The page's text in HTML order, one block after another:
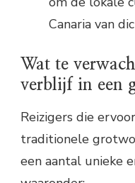
Canaria van
Wat te
verblijf in een
Reizigers die
traditionele
een aantal unieke